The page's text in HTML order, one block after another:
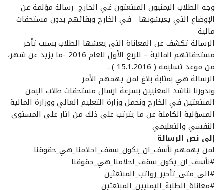
وجه الطلاب اليمنيون المبتعثون في الخارج رسالة مؤلمة عن
الإوضاع التي يعيشونها في الخارج وبقائهم بدون مستحقات
مالية
الرسالة تكشف عن المعاناة التي يعشها الطلاب بسبب تأخر
مستحقاتهم المالية – للربع الأول للعام 2016 -ما يزيد عن شهر،
من موعد تسليمه ( 15.1.2016 ) .
الرسالة هي بمثابة بلاغ لمن يهمهم الأمر
وبدورنا نناشد المعنيين بسرعة ارسال مستحقات طلاب اليمن
المبتعثين في الخارج ونحمل وزارة التعليم العالي ووزارة المالية
المسؤلية الكاملة عن ما يترتب على ذلك من اثار على المستوى
النفسي والتعليمي
إلى نص الرسالة
لمن يهمهم نأسف_ان_يكون_سقف_احلامنا_هي_حقوقنا‬
‫#‏نأسف_ان_يكون_سقف_احلامنا_هي_حقوقنا‬
‫#‏الى_متى_تأخير_رواتب_المبتعثين‬
‫#‏معاناة_الطلبة_اليمنيين_المبتعثين‬